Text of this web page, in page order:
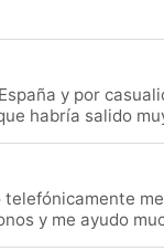
y por
habría salido
y me ayudo